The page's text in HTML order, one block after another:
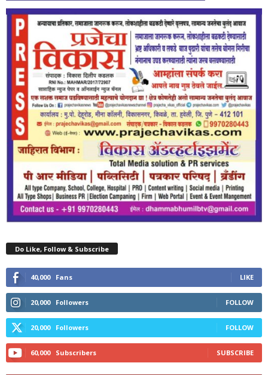
Do Like, Follow & Subscribe
40,000 Fans LIKE
20,000 Followers FOLLOW
20,000 Followers FOLLOW
60,000 Subscribers SUBSCRIBE